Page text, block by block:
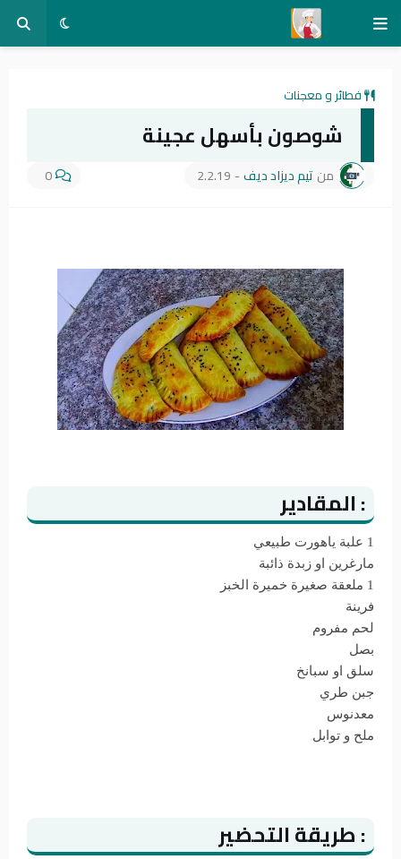
فطائر و معجنات
شوصون بأسهل عجينة
من تيم ديزاد ديف-
2.2.19
0
: المقادير
1 علبة ياهورت طبيعي
مارغرين او زبدة ذائبة
1 ملعقة صغيرة خميرة الخبز
فرينة
لحم مفروم
بصل
سلق او سبانخ
جبن طري
معدنوس
ملح و توابل
: طريقة التحضير